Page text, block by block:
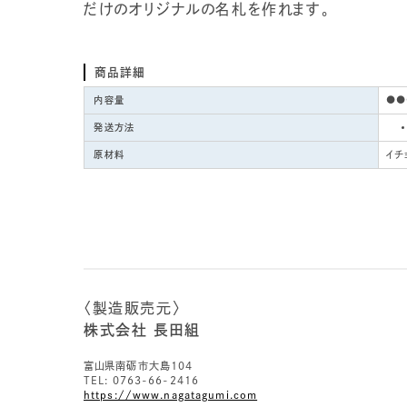
だけのオリジナルの名札を作れます。
商品詳細
内容量
発送方法
原材料 イチ
〈製造販売元〉
株式会社 長田組
富山県南砺市大島104
TEL: 0763-66-2416
https://www.nagatagumi.com